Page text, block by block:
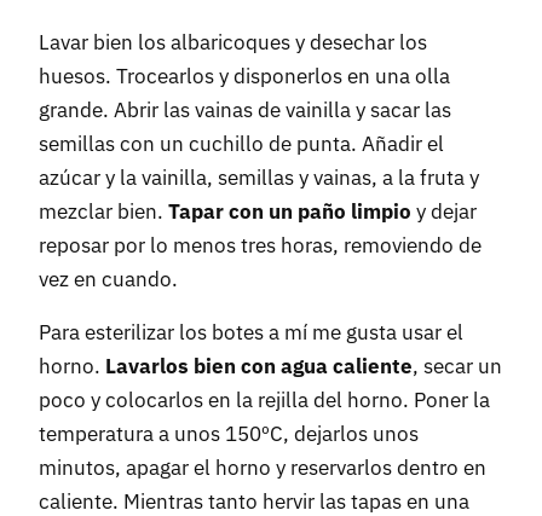
Lavar bien los albaricoques y desechar los
huesos. Trocearlos y disponerlos en una olla
grande. Abrir las vainas de vainilla y sacar las
semillas con un cuchillo de punta. Añadir el
azúcar y la vainilla, semillas y vainas, a la fruta y
mezclar bien. Tapar con un paño limpio y dejar
reposar por lo menos tres horas, removiendo de
vez en cuando.
Para esterilizar los botes a mí me gusta usar el
horno. Lavarlos bien con agua caliente, secar un
poco y colocarlos en la rejilla del horno. Poner la
temperatura a unos 150ºC, dejarlos unos
minutos, apagar el horno y reservarlos dentro en
caliente. Mientras tanto hervir las tapas en una